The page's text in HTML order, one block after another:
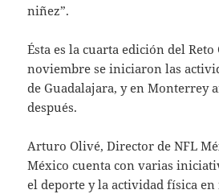
niñez”.
Ésta es la cuarta edición del Reto
noviembre se iniciaron las
de Guadalajara, y en Monterrey
después.
Arturo Olivé, Director de NFL
México cuenta con varias
el deporte y la actividad física